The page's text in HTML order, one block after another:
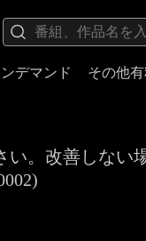
デマンド その他
。改善しない